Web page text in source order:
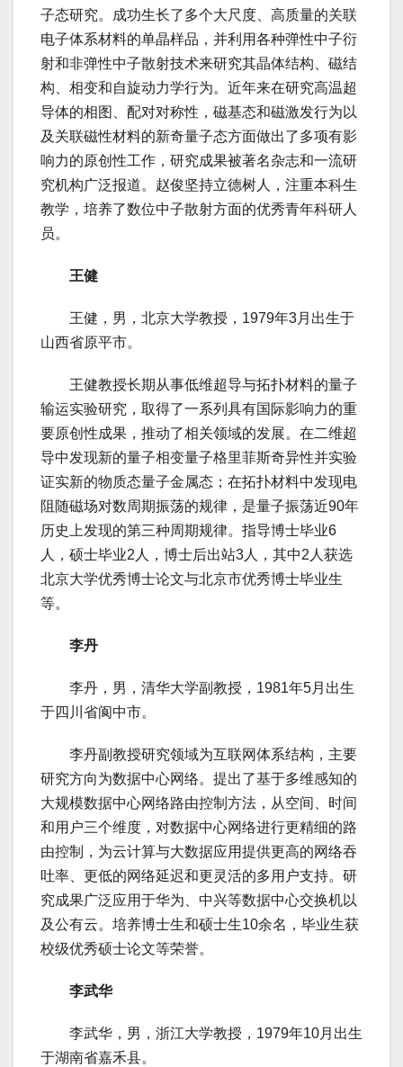
子态研究。成功生长了多个大尺度、高质量的关联
电子体系材料的单晶样品，并利用各种弹性中子衍
射和非弹性中子散射技术来研究其晶体结构、磁结
构、相变和自旋动力学行为。近年来在研究高温超
导体的相图、配对对称性，磁基态和磁激发行为以
及关联磁性材料的新奇量子态方面做出了多项有影
响力的原创性工作，研究成果被著名杂志和一流研
究机构广泛报道。赵俊坚持立德树人，注重本科生
教学，培养了数位中子散射方面的优秀青年科研人
员。
王健
王健，男，北京大学教授，1979年3月出生于
山西省原平市。
王健教授长期从事低维超导与拓扑材料的量子
输运实验研究，取得了一系列具有国际影响力的重
要原创性成果，推动了相关领域的发展。在二维超
导中发现新的量子相变量子格里菲斯奇异性并实验
证实新的物质态量子金属态；在拓扑材料中发现电
阻随磁场对数周期振荡的规律，是量子振荡近90年
历史上发现的第三种周期规律。指导博士毕业6
人，硕士毕业2人，博士后出站3人，其中2人获选
北京大学优秀博士论文与北京市优秀博士毕业生
等。
李丹
李丹，男，清华大学副教授，1981年5月出生
于四川省阆中市。
李丹副教授研究领域为互联网体系结构，主要
研究方向为数据中心网络。提出了基于多维感知的
大规模数据中心网络路由控制方法，从空间、时间
和用户三个维度，对数据中心网络进行更精细的路
由控制，为云计算与大数据应用提供更高的网络吞
吐率、更低的网络延迟和更灵活的多用户支持。研
究成果广泛应用于华为、中兴等数据中心交换机以
及公有云。培养博士生和硕士生10余名，毕业生获
校级优秀硕士论文等荣誉。
李武华
李武华，男，浙江大学教授，1979年10月出生
于湖南省嘉禾县。